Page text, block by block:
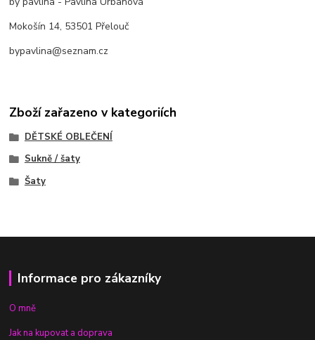
Mokošín 14, 53501 Přelouč
bypavlina@seznam.cz
Zboží zařazeno v kategoriích
DĚTSKÉ OBLEČENÍ
Sukně / šaty
Šaty
Informace pro zákazníky
O mně
Jak na kupovat a doprava